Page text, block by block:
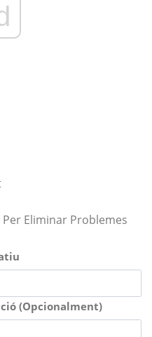
Eliminar Problemes
(Opcionalment)